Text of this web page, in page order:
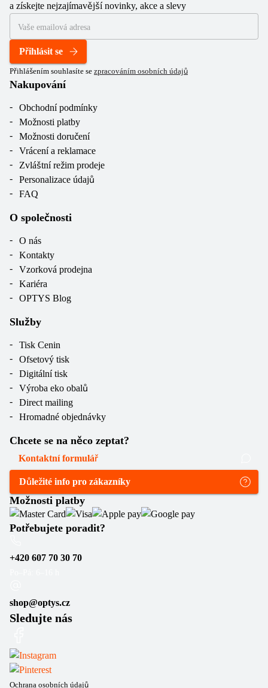
a získejte nejzajímavější novinky, akce a slevy
Přihlásit se
Přihlášením souhlasíte se zpracováním osobních údajů
Nakupování
Obchodní podmínky
Možnosti platby
Možnosti doručení
Vrácení a reklamace
Zvláštní režim prodeje
Personalizace údajů
FAQ
O společnosti
O nás
Kontakty
Vzorková prodejna
Kariéra
OPTYS Blog
Služby
Tisk Cenin
Ofsetový tisk
Digitální tisk
Výroba eko obalů
Direct mailing
Hromadné objednávky
Chcete se na něco zeptat?
Kontaktní formulář
Důležité info pro zákazníky
Možnosti platby
Potřebujete poradit?
+420 607 70 30 70
shop@optys.cz
Sledujte nás
Ochrana osobních údajů